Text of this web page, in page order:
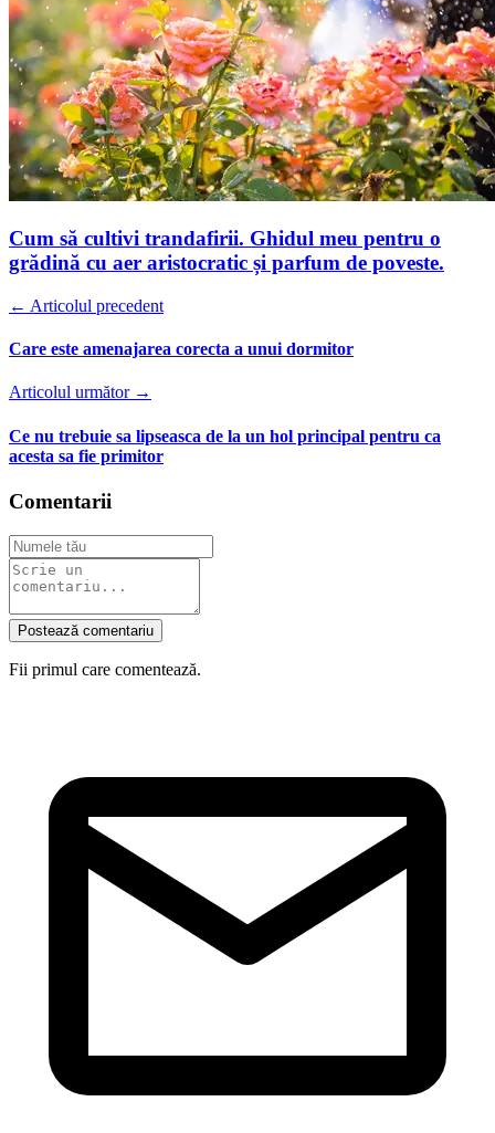
Cum să cultivi trandafirii. Ghidul meu pentru o
grădină cu aer aristocratic și parfum de poveste.
← Articolul precedent
Care este amenajarea corecta a unui dormitor
Articolul următor →
Ce nu trebuie sa lipseasca de la un hol principal pentru ca
acesta sa fie primitor
Comentarii
Postează comentariu
Fii primul care comentează.